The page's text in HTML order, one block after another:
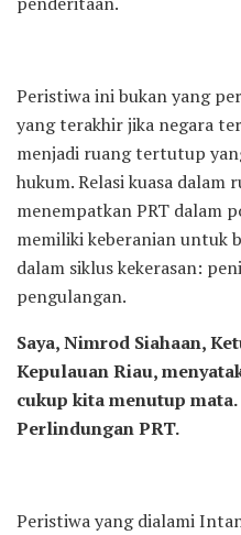
Peristiwa ini bukan yang
yang terakhir jika negara
menjadi ruang tertutup
hukum. Relasi kuasa dalam
menempatkan PRT dalam
memiliki keberanian untuk
dalam siklus kekerasan:
pengulangan.
Saya, Nimrod Siahaan,
Kepulauan Riau,
cukup kita menutup mata.
Perlindungan PRT.
Peristiwa yang dialami